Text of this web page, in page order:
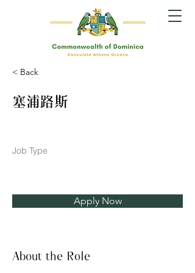
< Back
塞浦路斯
Job Type
Apply Now
About the Role